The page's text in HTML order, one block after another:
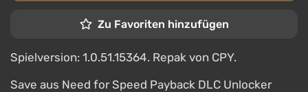
Zu Favoriten hinzufügen
Spielversion: 1.0.51.15364. Repak von CPY.
Save aus Need for Speed ​​Payback DLC Unlocker